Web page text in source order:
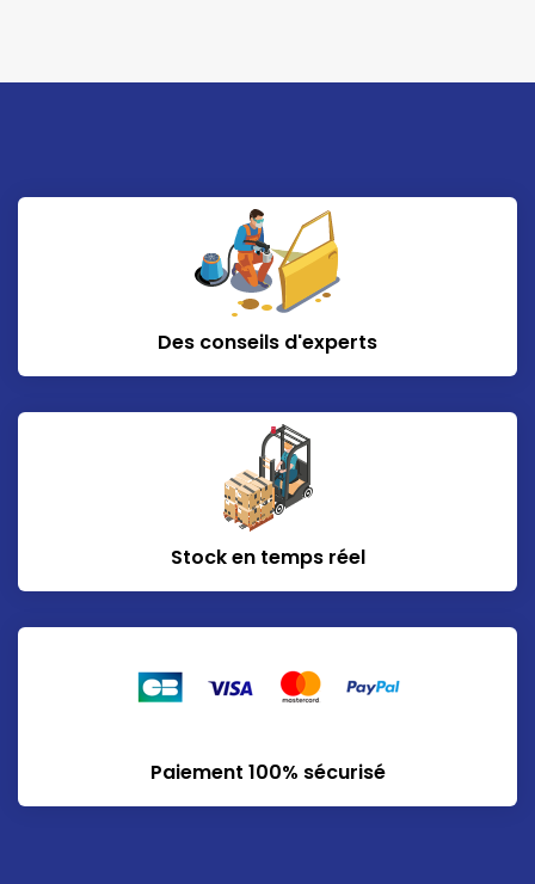
Des conseils d'experts
Stock en temps réel
Paiement 100% sécurisé